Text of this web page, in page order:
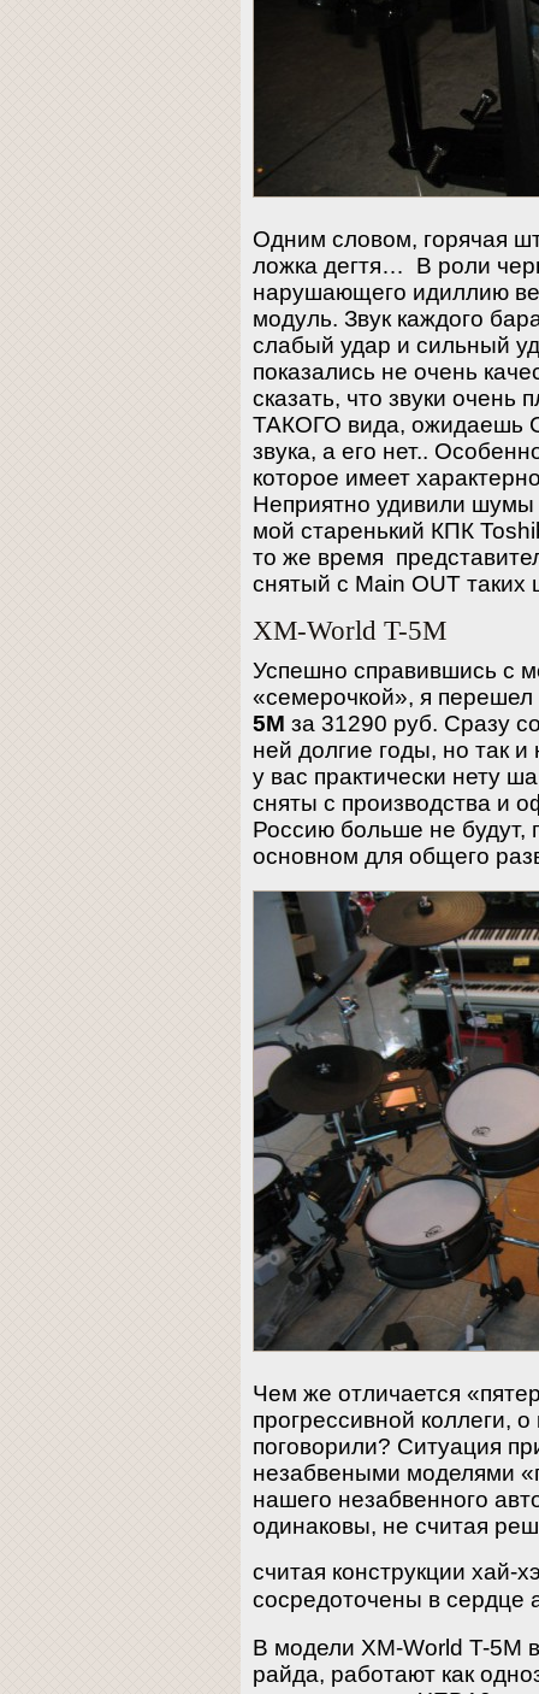
Одним словом, горячая
ложка дегтя… В роли
нарушающего идиллию
модуль. Звук каждого
слабый удар и сильный
показались не очень
сказать, что звуки очень
ТАКОГО вида,
звука, а его нет..
которое имеет
Неприятно удивили
мой старенький КПК
то же время
снятый с Main OUT
XM-World T-5M
Успешно справившись с
«семерочкой», я
5M за 31290 руб. Сразу
ней долгие годы, но так и
у вас практически нету
сняты с производства и
Россию больше не будут,
основном для общего
Чем же отличается
прогрессивной коллеги,
поговорили? Ситуация
незабвеными моделями
нашего незабвенного
одинаковы, не считая
считая конструкции хай-
сосредоточены в
В модели XM-World T-5M
райда, работают как